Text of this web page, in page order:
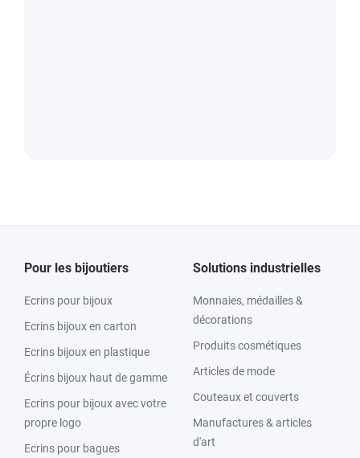
Pour les bijoutiers
Ecrins pour bijoux
Ecrins bijoux en carton
Ecrins bijoux en plastique
Écrins bijoux haut de gamme
Ecrins pour bijoux avec votre
propre logo
Ecrins pour bagues
Solutions industrielles
Monnaies, médailles &
décorations
Produits cosmétiques
Articles de mode
Couteaux et couverts
Manufactures & articles
d'art